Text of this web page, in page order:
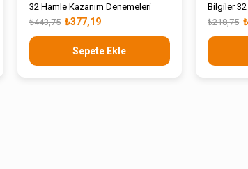
32 Hamle Kazanım Denemeleri
₺377,19
₺443,75
Sepete Ekle
Bilgiler 32
₺218,75